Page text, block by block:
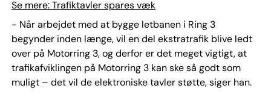
Se mere: Trafiktavler spares væk
- Når arbejdet med at bygge letbanen i Ring 3
begynder inden længe, vil en del ekstratrafik blive ledt
over på Motorring 3, og derfor er det meget vigtigt, at
trafikafviklingen på Motorring 3 kan ske så godt som
muligt – det vil de elektroniske tavler støtte, siger han.